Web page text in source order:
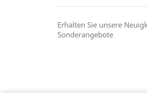
Erhalten Sie unsere
Sonderangebote